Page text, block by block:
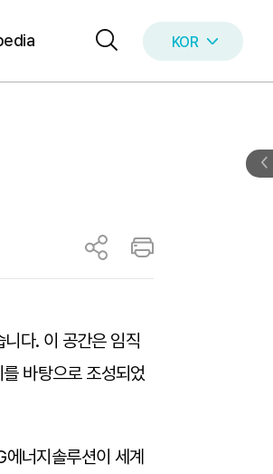
KOR
ENG
다. 이 공간은 임직
바탕으로 조성되었
너지솔루션이 세계